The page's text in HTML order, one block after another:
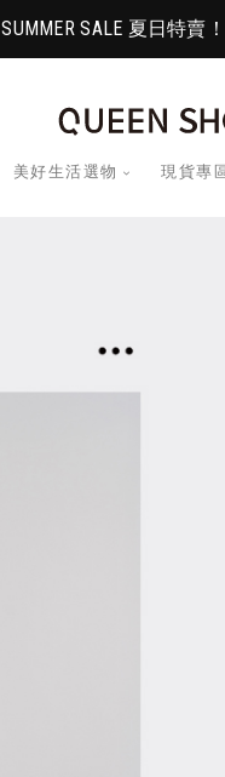
SUMMER SALE 夏日特賣
美好生活選物 現貨專